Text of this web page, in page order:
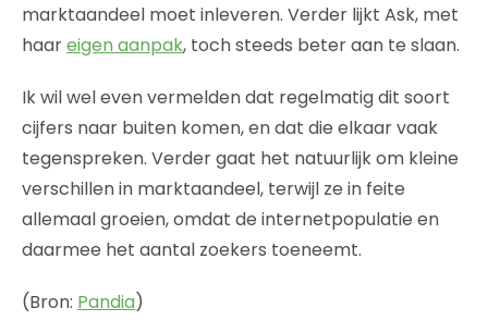
marktaandeel moet inleveren. Verder lijkt Ask, met
haareigen aanpak, toch steeds beter aan te slaan.
Ik wil wel even vermelden dat regelmatig dit soort
cijfers naar buiten komen, en dat die elkaar vaak
tegenspreken. Verder gaat het natuurlijk om kleine
verschillen in marktaandeel, terwijl ze in feite
allemaal groeien, omdat de internetpopulatie en
daarmee het aantal zoekers toeneemt.
(Bron: Pandia)